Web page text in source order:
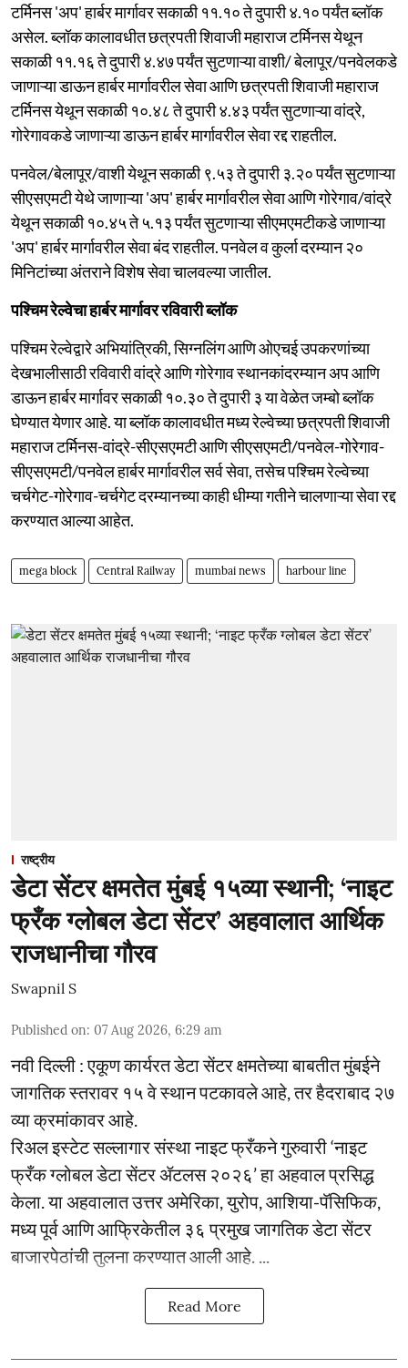
टर्मिनस 'अप' हार्बर मार्गावर सकाळी ११.१० ते दुपारी ४.१० पर्यंत ब्लॉक
असेल. ब्लॉक कालावधीत छत्रपती शिवाजी महाराज टर्मिनस येथून
सकाळी ११.१६ ते दुपारी ४.४७ पर्यंत सुटणाऱ्या वाशी/ बेलापूर/पनवेलकडे
जाणाऱ्या डाऊन हार्बर मार्गावरील सेवा आणि छत्रपती शिवाजी महाराज
टर्मिनस येथून सकाळी १०.४८ ते दुपारी ४.४३ पर्यंत सुटणाऱ्या वांद्रे,
गोरेगावकडे जाणाऱ्या डाऊन हार्बर मार्गावरील सेवा रद्द राहतील.
पनवेल/बेलापूर/वाशी येथून सकाळी ९.५३ ते दुपारी ३.२० पर्यंत सुटणाऱ्या
सीएसएमटी येथे जाणाऱ्या 'अप' हार्बर मार्गावरील सेवा आणि गोरेगाव/वांद्रे
येथून सकाळी १०.४५ ते ५.१३ पर्यंत सुटणाऱ्या सीएमएमटीकडे जाणाऱ्या
'अप' हार्बर मार्गावरील सेवा बंद राहतील. पनवेल व कुर्ला दरम्यान २०
मिनिटांच्या अंतराने विशेष सेवा चालवल्या जातील.
पश्चिम रेल्वेचा हार्बर मार्गावर रविवारी ब्लॉक
पश्चिम रेल्वेद्वारे अभियांत्रिकी, सिग्नलिंग आणि ओएचई उपकरणांच्या
देखभालीसाठी रविवारी वांद्रे आणि गोरेगाव स्थानकांदरम्यान अप आणि
डाऊन हार्बर मार्गावर सकाळी १०.३० ते दुपारी ३ या वेळेत जम्बो ब्लॉक
घेण्यात येणार आहे. या ब्लॉक कालावधीत मध्य रेल्वेच्या छत्रपती शिवाजी
महाराज टर्मिनस-वांद्रे-सीएसएमटी आणि सीएसएमटी/पनवेल-गोरेगाव-
सीएसएमटी/पनवेल हार्बर मार्गावरील सर्व सेवा, तसेच पश्चिम रेल्वेच्या
चर्चगेट-गोरेगाव-चर्चगेट दरम्यानच्या काही धीम्या गतीने चालणाऱ्या सेवा रद्द
करण्यात आल्या आहेत.
mega block Central Railway mumbai news harbour line
राष्ट्रीय
डेटा सेंटर क्षमतेत मुंबई १५व्या स्थानी; ‘नाइट
फ्रँक ग्लोबल डेटा सेंटर’ अहवालात आर्थिक
राजधानीचा गौरव
Swapnil S
Published on: 07 Aug 2026, 6:29 am
नवी दिल्ली : एकूण कार्यरत डेटा सेंटर क्षमतेच्या बाबतीत मुंबईने
जागतिक स्तरावर १५ वे स्थान पटकावले आहे, तर हैदराबाद २७
व्या क्रमांकावर आहे.
रिअल इस्टेट सल्लागार संस्था नाइट फ्रँकने गुरुवारी ‘नाइट
फ्रँक ग्लोबल डेटा सेंटर ॲटलस २०२६’ हा अहवाल प्रसिद्ध
केला. या अहवालात उत्तर अमेरिका, युरोप, आशिया-पॅसिफिक,
मध्य पूर्व आणि आफ्रिकेतील ३६ प्रमुख जागतिक डेटा सेंटर
बाजारपेठांची तुलना करण्यात आली आहे. ...
Read More